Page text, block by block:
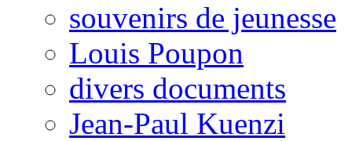
souvenirs de jeunesse
Louis Poupon
divers documents
Jean-Paul Kuenzi